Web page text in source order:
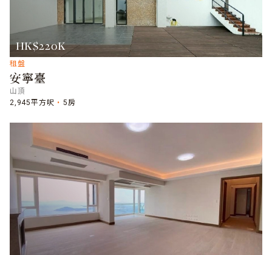
HK$220K
租盤
安寧臺
山頂
2,945平方呎
5房